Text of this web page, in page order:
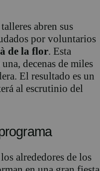
abren sus
por voluntarios
de la flor. Esta
decenas de miles
El resultado es un
al escrutinio del
alrededores de los